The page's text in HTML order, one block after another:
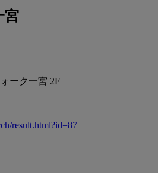
宮
ーク一宮 2F
result.html?id=87